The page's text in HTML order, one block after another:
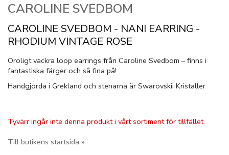
CAROLINE SVEDBOM
CAROLINE SVEDBOM - NANI EARRING -
RHODIUM VINTAGE ROSE
Oroligt vackra loop earrings från Caroline Svedbom – finns i
fantastiska färger och så fina på!
Handgjorda i Grekland och stenarna är Swarovskii Kristaller
Tyvärr ingår inte denna produkt i vårt sortiment för tillfället.
Till butikens startsida »